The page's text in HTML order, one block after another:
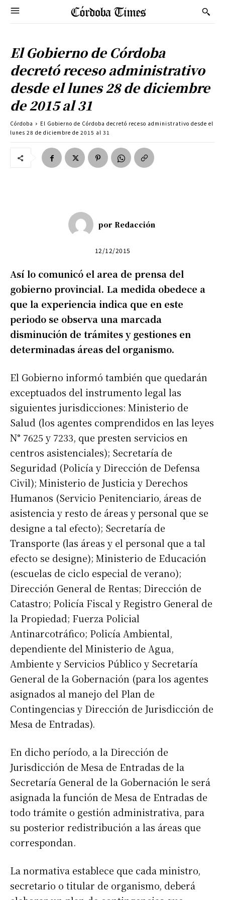
El Gobierno de Córdoba
decretó receso administrativo
desde el lunes 28 de diciembre
de 2015 al 31
Córdoba
El Gobierno de Córdoba decretó receso administrativo desde el
lunes 28 de diciembre de 2015 al 31
por Redacción
12/12/2015
Así lo comunicó el area de prensa del
gobierno provincial. La medida obedece a
que la experiencia indica que en este
periodo se observa una marcada
disminución de trámites y gestiones en
determinadas áreas del organismo.
El Gobierno informó también que quedarán
exceptuados del instrumento legal las
siguientes jurisdicciones: Ministerio de
Salud (los agentes comprendidos en las leyes
N° 7625 y 7233, que presten servicios en
centros asistenciales); Secretaría de
Seguridad (Policía y Dirección de Defensa
Civil); Ministerio de Justicia y Derechos
Humanos (Servicio Penitenciario, áreas de
asistencia y resto de áreas y personal que se
designe a tal efecto); Secretaría de
Transporte (las áreas y el personal que a tal
efecto se designe); Ministerio de Educación
(escuelas de ciclo especial de verano);
Dirección General de Rentas; Dirección de
Catastro; Policía Fiscal y Registro General de
la Propiedad; Fuerza Policial
Antinarcotráfico; Policía Ambiental,
dependiente del Ministerio de Agua,
Ambiente y Servicios Público y Secretaría
General de la Gobernación (para los agentes
asignados al manejo del Plan de
Contingencias y Dirección de Jurisdicción de
Mesa de Entradas).
En dicho período, a la Dirección de
Jurisdicción de Mesa de Entradas de la
Secretaría General de la Gobernación le será
asignada la función de Mesa de Entradas de
todo trámite o gestión administrativa, para
su posterior redistribución a las áreas que
correspondan.
La normativa establece que cada ministro,
secretario o titular de organismo, deberá